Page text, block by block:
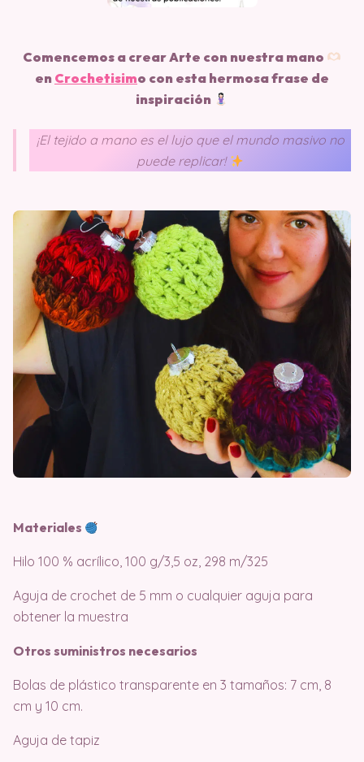
Comencemos a crear Arte con nuestra mano
en Crochetisimo con esta hermosa frase de
inspiración
¡El tejido a mano es el lujo que el mundo masivo no
puede replicar!
Materiales
Hilo 100 % acrílico, 100 g/3,5 oz, 298 m/325
Aguja de crochet de 5 mm o cualquier aguja para
obtener la muestra
Otros suministros necesarios
Bolas de plástico transparente en 3 tamaños: 7 cm, 8
cm y 10 cm.
Aguja de tapiz